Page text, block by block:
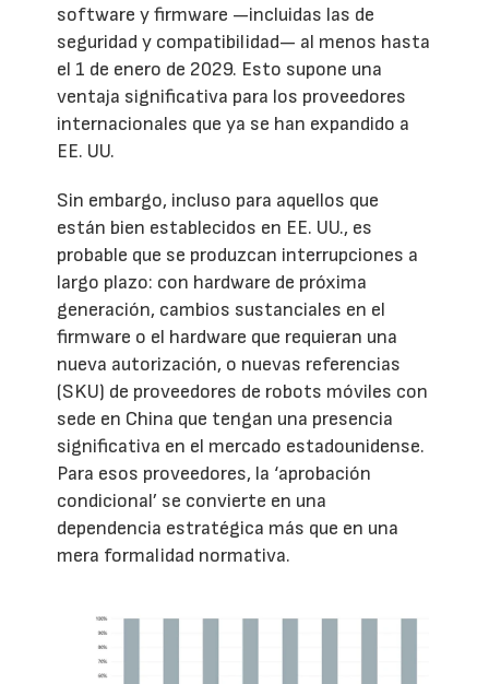
software y firmware —incluidas las de
seguridad y compatibilidad— al menos hasta
el 1 de enero de 2029. Esto supone una
ventaja significativa para los proveedores
internacionales que ya se han expandido a
EE. UU.
Sin embargo, incluso para aquellos que
están bien establecidos en EE. UU., es
probable que se produzcan interrupciones a
largo plazo: con hardware de próxima
generación, cambios sustanciales en el
firmware o el hardware que requieran una
nueva autorización, o nuevas referencias
(SKU) de proveedores de robots móviles con
sede en China que tengan una presencia
significativa en el mercado estadounidense.
Para esos proveedores, la ‘aprobación
condicional’ se convierte en una
dependencia estratégica más que en una
mera formalidad normativa.